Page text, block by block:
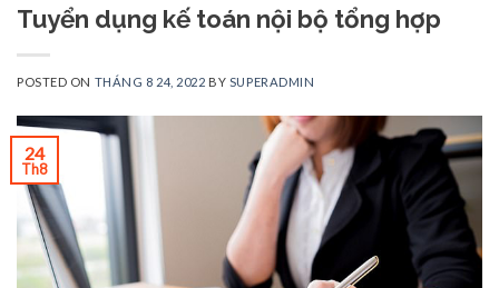
Tuyển dụng kế toán nội bộ tổng hợp
POSTED ON THÁNG 8 24, 2022 BY SUPERADMIN
24
Th8